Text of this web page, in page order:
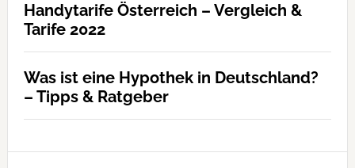
Handytarife Österreich – Vergleich &
Tarife 2022
Was ist eine Hypothek in Deutschland?
– Tipps & Ratgeber